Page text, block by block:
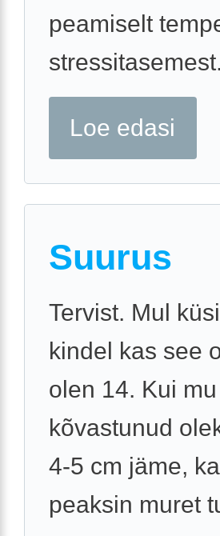
peamiselt
stressitasemest.
Loe edasi
Suurus
Tervist. Mul
kindel kas see
olen 14. Kui
kõvastunud
4-5 cm jäme,
peaksin muret